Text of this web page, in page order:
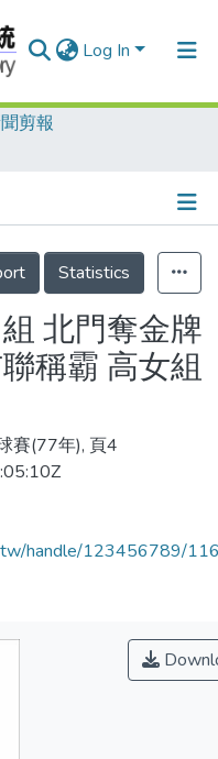
Log In
剪報
Statistics
北門奪金牌
稱霸 高女組
賽(77年), 頁4
handle/123456789/